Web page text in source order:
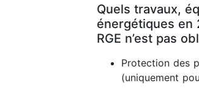
Quels travaux,
énergétiques en
RGE n’est pas
Protection des
(uniquement